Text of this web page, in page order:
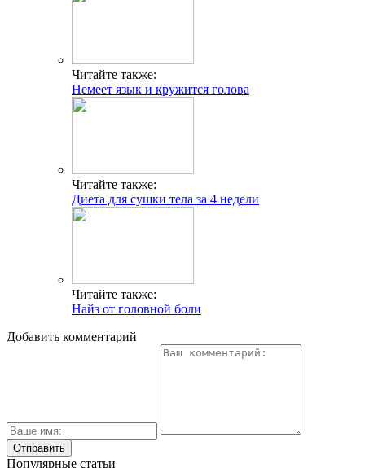
Читайте также:
Немеет язык и кружится голова
Читайте также:
Диета для сушки тела за 4 недели
Читайте также:
Найз от головной боли
Добавить комментарий
Популярные статьи